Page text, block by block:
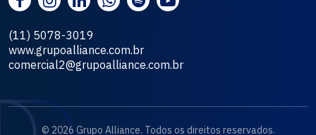
(11) 5078-3019
www.grupoalliance.com.br
comercial2@grupoalliance.com.br
© 2026 Grupo Alliance. Todos os direitos reservados.